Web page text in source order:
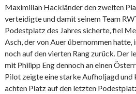
Maximilian Hackländer den zweiten
verteidigte und damit seinem Team
Podestplatz des Jahres sicherte, fiel
Asch, der von Auer übernommen hatte,
noch auf den vierten Rang zurück. Der
mit Philipp Eng dennoch an einen
Pilot zeigte eine starke Aufholjagd und
achten Platz auf den letzten